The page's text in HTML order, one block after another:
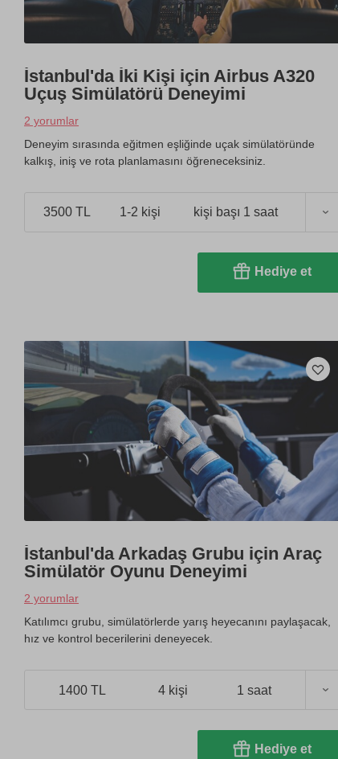
İstanbul'da İki Kişi için Airbus A320
Uçuş Simülatörü Deneyimi
2 yorumlar
Deneyim sırasında eğitmen eşliğinde uçak simülatöründe
kalkış, iniş ve rota planlamasını öğreneceksiniz.
3500 TL 1-2 kişi kişi başı 1 saat
Hediye et
İstanbul'da Arkadaş Grubu için Araç
Simülatör Oyunu Deneyimi
2 yorumlar
Katılımcı grubu, simülatörlerde yarış heyecanını paylaşacak,
hız ve kontrol becerilerini deneyecek.
1400 TL 4 kişi 1 saat
Hediye et